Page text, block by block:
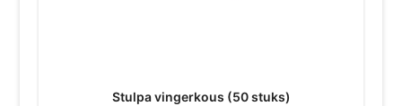
Stulpa vingerkous (50 stuks)